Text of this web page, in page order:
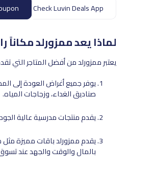
Check Luvin Deals App.
لماذا يعد ممزورلد مكاناً
يعتبر ممزورلد من أفضل المتاجر التي
يوفر جميع أغراض العودة إلى
صناديق الغداء، وزجاجات المياه.
يقدم منتجات مدرسية عالية
يقدم ممزورلد باقات مميزة
بالمال والوقت والجهد عند